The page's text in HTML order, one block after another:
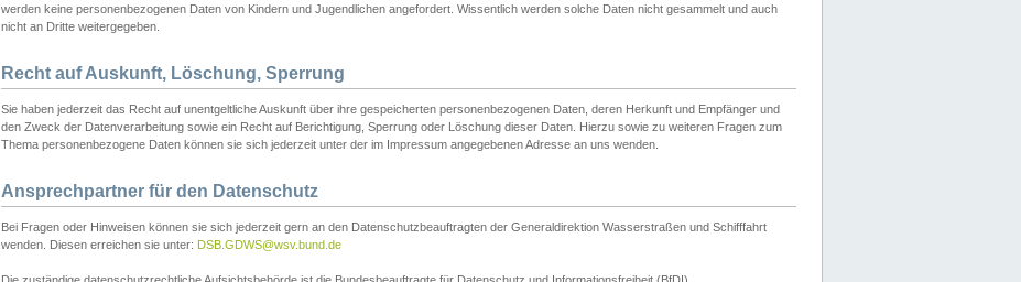
werden keine personenbezogenen Daten von Kindern und Jugendlichen angefordert. Wissentlich werden solche Daten nicht gesammelt und auch
nicht an Dritte weitergegeben.
Recht auf Auskunft, Löschung, Sperrung
Sie haben jederzeit das Recht auf unentgeltliche Auskunft über ihre gespeicherten personenbezogenen Daten, deren Herkunft und Empfänger und
den Zweck der Datenverarbeitung sowie ein Recht auf Berichtigung, Sperrung oder Löschung dieser Daten. Hierzu sowie zu weiteren Fragen zum
Thema personenbezogene Daten können sie sich jederzeit unter der im Impressum angegebenen Adresse an uns wenden.
Ansprechpartner für den Datenschutz
Bei Fragen oder Hinweisen können sie sich jederzeit gern an den Datenschutzbeauftragten der Generaldirektion Wasserstraßen und Schifffahrt
wenden. Diesen erreichen sie unter: DSB.GDWS@wsv.bund.de